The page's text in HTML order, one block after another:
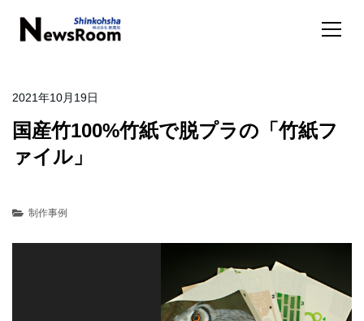
2021年10月19日
国産竹100%竹紙で脱プラの「竹紙フ
ァイル」
制作事例